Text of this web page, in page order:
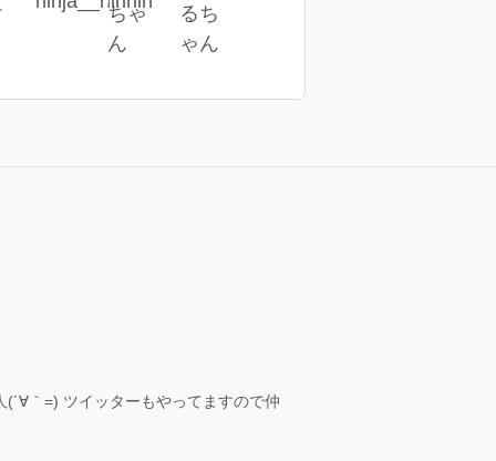
｀=) ツイッターもやってますので仲